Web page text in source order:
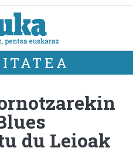
du Leioak